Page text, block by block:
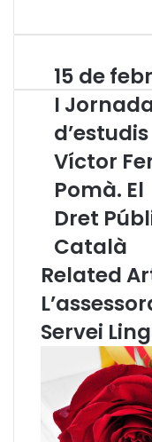
1
5
e
e
b
r
e
r
I
J
o
r
a
d
15 de
I
d’estudis
Víctor
Pomà. El
Dret
Català
Related
Servei